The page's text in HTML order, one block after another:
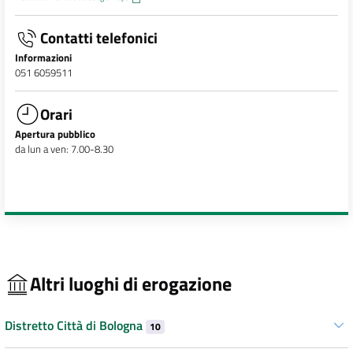
Contatti telefonici
Informazioni
051 6059511
Orari
Apertura pubblico
da lun a ven: 7.00-8.30
Altri luoghi di erogazione
Distretto Città di Bologna 10